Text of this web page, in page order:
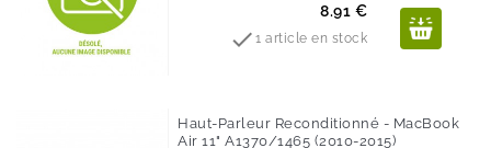
Prix
8.91 €
1 article en stock
Haut-Parleur Reconditionné - MacBook
Air 11" A1370/1465 (2010-2015)